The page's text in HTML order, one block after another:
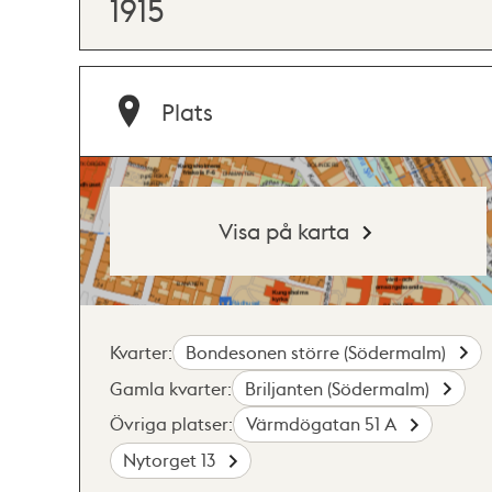
1915
Plats
Visa på karta
Kvarter:
Bondesonen större (Södermalm)
Gamla kvarter:
Briljanten (Södermalm)
Övriga platser:
Värmdögatan 51 A
Nytorget 13